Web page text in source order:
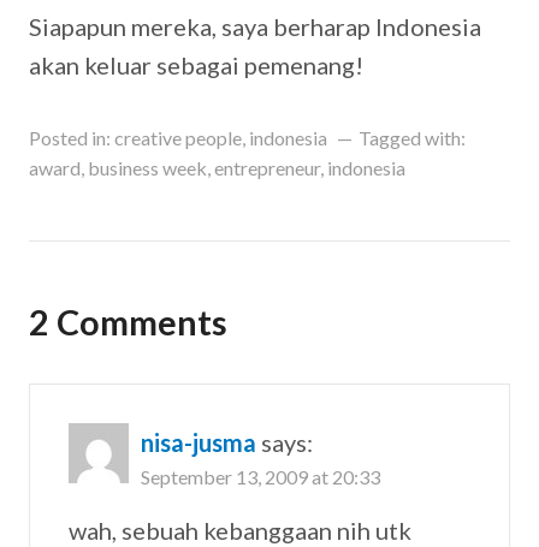
Siapapun mereka, saya berharap Indonesia
akan keluar sebagai pemenang!
Posted in: creative people, indonesia
Tagged with:
award, business week,entrepreneur, indonesia
2 Comments
nisa-jusma says:
September 13, 2009 at 20:33
wah, sebuah kebanggaan nih utk